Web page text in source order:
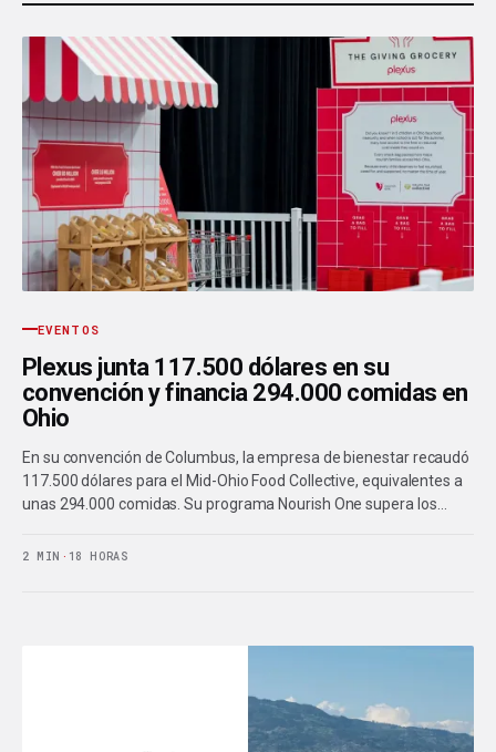
EVENTOS
Plexus junta 117.500 dólares en su
convención y financia 294.000 comidas en
Ohio
En su convención de Columbus, la empresa de bienestar recaudó
117.500 dólares para el Mid-Ohio Food Collective, equivalentes a
unas 294.000 comidas. Su programa Nourish One supera los…
2 MIN · 18 HORAS